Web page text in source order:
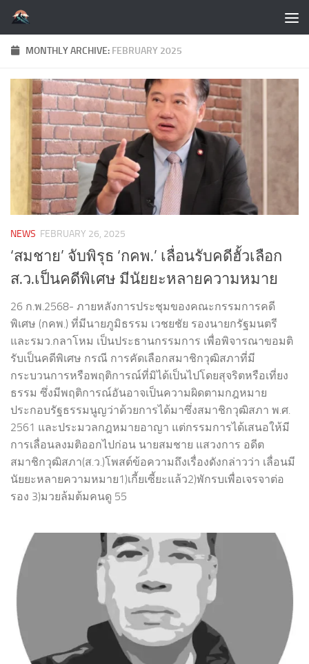
Skip to content
MONTHLY ARCHIVE: FEBRUARY 2025
NEWS FEBRUARY 26, 2025
‘สมชาย’ จับพิรุธ ‘กคพ.’ เลื่อนรับคดีฮั้วเลือก
ส.ว.เป็นคดีพิเศษ มีนัยยะหลายความหมาย
26 ก.พ.2568- ภายหลังการประชุมของคณะกรรมการคดี
พิเศษ (กคพ.) ที่มีนายภูมิธรรม เวชยชัย รองนายกรัฐมนตรี
และรมว.กลาโหม เป็นประธานกรรมการ เพื่อพิจารณาขอมติ
รับเป็นคดีพิเศษ กรณี การคัดเลือกสมาชิกวุฒิสภาที่มี
กระบวนการหรือพฤติการณ์ที่มิได้เป็นไปโดยสุจริตหรือเที่ยง
ธรรม ซึ่งมีพฤติการณ์อันอาจเป็นความผิดตามกฎหมาย
ประกอบรัฐธรรมนูญว่าด้วยการได้มาซึ่งสมาชิกวุฒิสภา พ.ศ.
2561 และประมวลกฎหมายอาญา แต่กรรมการได้เสนอให้มี
การเลื่อนลงมติออกไปก่อน นายสมชาย แสวงการ อดีต
สมาชิกวุฒิสภา(ส.ว.)โพสต์ข้อความถึงเรื่องดังกล่าวว่า เลื่อนมี
นัยยะหลายความหมาย1)เกี้ยเซี้ยะแล้ว2)พักรบเพื่อเจรจาต่อ
รอง 3)มวยล้มต้มคนดู 55